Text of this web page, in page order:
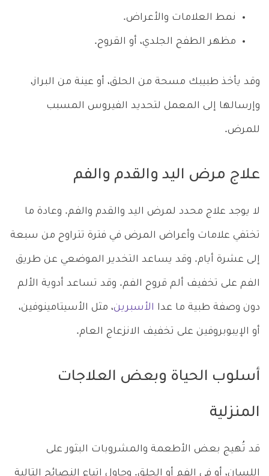
نمط العلامات والأعراض.
مظهر الطفح الجلدي، أو القروح.
وقد يأخذ طبيبك مسحة من الحلق، أو عينة من البراز،
وإرسالها إلى المعمل لتحديد الفيروس المسبب
للمرض.
علاج مرض اليد والقدم والفم
لا يوجد علاج محدد لمرض اليد والقدم والفم. وعادة ما
تختفي علامات وأعراض المرض في فترة تتراوح من سبعة
إلى عشرة أيام. وقد يساعد التخدير الموضعي عن طريق
الفم على تخفيف ألم قروح الفم. وقد تساعد أدوية الألم
دون وصفة طبية ما عدا الأسبرين، مثل الأسيتامينوفين،
أو الإيبوبروفين على تخفيف الانزعاج العام.
أسلوب الحياة وبعض العلاجات
المنزلية
قد تُهيج بعض الأطعمة والمشروبات البثور على
اللسان، أو في الفم أو الحلق. وحاول اتباع النصائح التالية